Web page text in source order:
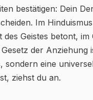
bestätigen: Dein
Im
des Geistes betont, im
der Anziehung
sondern eine
ziehst du an.